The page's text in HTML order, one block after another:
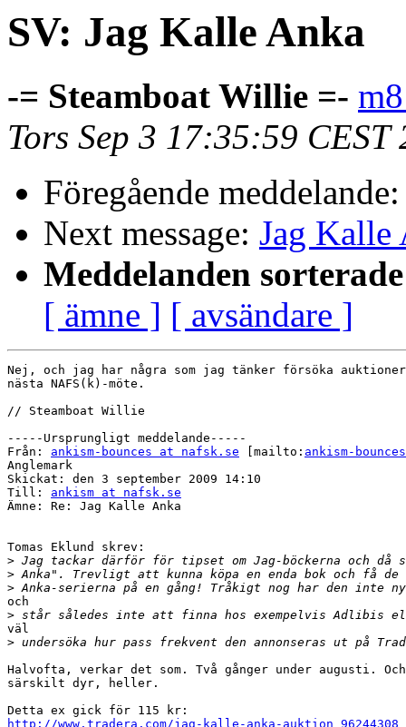
SV: Jag Kalle Anka
-= Steamboat Willie =-
Tors Sep 3 17:35:59 CEST
Föregående
Next message: Jag Kalle
Meddelanden
[ ämne ] [ avsändare ]
Nej, och jag har några som jag tänker försöka
nästa NAFS(k)-möte.
// Steamboat Willie
-----Ursprungligt meddelande-----
Från: ankism-bounces at nafsk.se [mailto: ankism-
Anglemark
Skickat: den 3 september 2009 14:10
Till: ankism at nafsk.se
Ämne: Re: Jag Kalle Anka
Tomas Eklund skrev:
>
>
>
och
>
väl
>
Halvofta, verkar det som. Två gånger under augusti.
särskilt dyr, heller.
http://www.tradera.com/jag-kalle-anka-auktion_96244308